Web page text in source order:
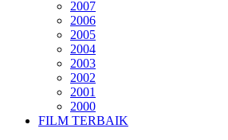
2007
2006
2005
2004
2003
2002
2001
2000
FILM TERBAIK